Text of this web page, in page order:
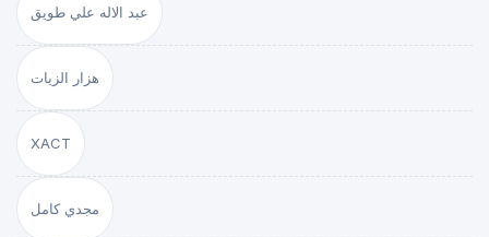
عبد الاله علي طويق
هزار الزيات
XACT
مجدي كامل